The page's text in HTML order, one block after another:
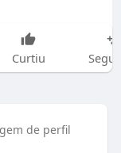
Curtiu
de perfil